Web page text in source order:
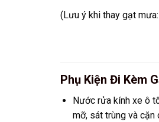
(Lưu ý khi thay gạt
Phụ Kiện Đi Kèm
Nước rửa kính xe ô
mỡ, sát trùng và cặn